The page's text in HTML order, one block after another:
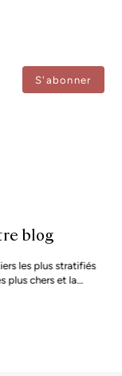
blog
les plus stratifiés
plus chers et la
les adresses les